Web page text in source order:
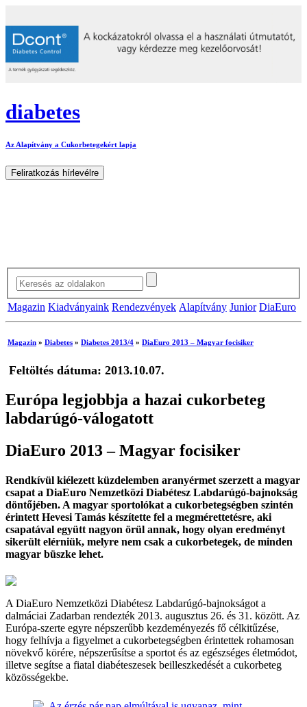
diabetes
Az Alapítvány a Cukorbetegekért lapja
Magazin Kiadványaink Rendezvények Alapítvány Junior DiaEuro
Magazin » Diabetes » Diabetes 2013/4 » DiaEuro 2013 – Magyar focisiker
Feltöltés dátuma: 2013.10.07.
Európa legjobbja a hazai cukorbeteg
labdarúgó-válogatott
DiaEuro 2013 – Magyar focisiker
Rendkívül kiélezett küzdelemben aranyérmet szerzett a magyar
csapat a DiaEuro Nemzetközi Diabétesz Labdarúgó-bajnokság
döntőjében. A magyar sportolókat a cukorbetegségben szintén
érintett Hevesi Tamás készítette fel a megmérettetésre, aki
csapatával együtt nagyon örül annak, hogy olyan eredményt
sikerült elérniük, melyre nem csak a cukorbetegek, de minden
magyar büszke lehet.
A DiaEuro Nemzetközi Diabétesz Labdarúgó-bajnokságot a
dalmáciai Zadarban rendezték 2013. augusztus 26. és 31. között. Az
Európa-szerte egyre népszerűbb kezdeményezés fő célkitűzése,
hogy felhívja a figyelmet a cukorbetegségben érintettek rohamosan
növekvő körére, népszerűsítse a sportot és az egészséges életmódot,
illetve segítse a fiatal diabéteszesek beilleszkedését a cukorbeteg
közösségekbe.